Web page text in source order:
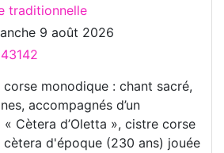
traditionnelle
9 août 2026
monodique : chant sacré,
accompagnés d’un
Cètera d’Oletta », cistre corse
cètera d'époque (230 ans) jouée